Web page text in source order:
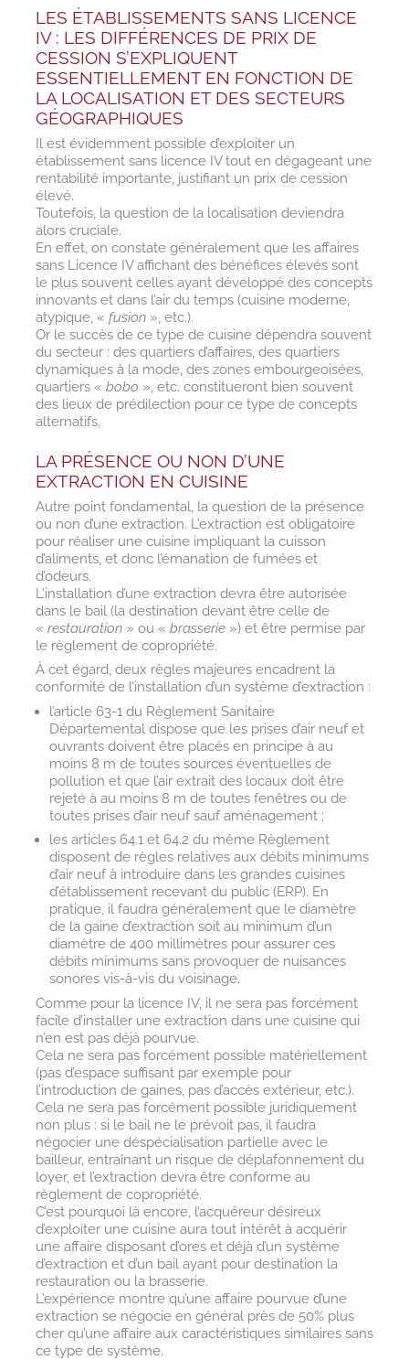
LES ÉTABLISSEMENTS SANS LICENCE
IV : LES DIFFÉRENCES DE PRIX DE
CESSION S’EXPLIQUENT
ESSENTIELLEMENT EN FONCTION DE
LA LOCALISATION ET DES SECTEURS
GÉOGRAPHIQUES
Il est évidemment possible d’exploiter un
établissement sans licence IV tout en dégageant une
rentabilité importante, justifiant un prix de cession
élevé.
Toutefois, la question de la localisation deviendra
alors cruciale.
En effet, on constate généralement que les affaires
sans Licence IV affichant des bénéfices élevés sont
le plus souvent celles ayant développé des concepts
innovants et dans l’air du temps (cuisine moderne,
atypique, « fusion», etc.).
Or le succès de ce type de cuisine dépendra souvent
du secteur : des quartiers d’affaires, des quartiers
dynamiques à la mode, des zones embourgeoisées,
quartiers « bobo », etc. constitueront bien souvent
des lieux de prédilection pour ce type de concepts
alternatifs.
LA PRÉSENCE OU NON D’UNE
EXTRACTION EN CUISINE
Autre point fondamental, la question de la présence
ou non d’une extraction. L’extraction est obligatoire
pour réaliser une cuisine impliquant la cuisson
d’aliments, et donc l’émanation de fumées et
d’odeurs.
L’installation d’une extraction devra être autorisée
dans le bail (la destination devant être celle de
« restauration» ou « brasserie») et être permise par
le règlement de copropriété.
À cet égard, deux règles majeures encadrent la
conformité de l’installation d’un système d’extraction :
l’article 63-1 du Règlement Sanitaire
Départemental dispose que les prises d’air neuf et
ouvrants doivent être placés en principe à au
moins 8 m de toutes sources éventuelles de
pollution et que l’air extrait des locaux doit être
rejeté à au moins 8 m de toutes fenêtres ou de
toutes prises d’air neuf sauf aménagement ;
les articles 64.1 et 64.2 du même Règlement
disposent de règles relatives aux débits minimums
d’air neuf à introduire dans les grandes cuisines
d’établissement recevant du public (ERP). En
pratique, il faudra généralement que le diamètre
de la gaine d’extraction soit au minimum d’un
diamètre de 400 millimètres pour assurer ces
débits minimums sans provoquer de nuisances
sonores vis-à-vis du voisinage.
Comme pour la licence IV, il ne sera pas forcément
facile d’installer une extraction dans une cuisine qui
n’en est pas déjà pourvue.
Cela ne sera pas forcément possible matériellement
(pas d’espace suffisant par exemple pour
l’introduction de gaines, pas d’accès extérieur, etc.).
Cela ne sera pas forcément possible juridiquement
non plus : si le bail ne le prévoit pas, il faudra
négocier une déspécialisation partielle avec le
bailleur, entraînant un risque de déplafonnement du
loyer, et l’extraction devra être conforme au
règlement de copropriété.
C’est pourquoi là encore, l’acquéreur désireux
d’exploiter une cuisine aura tout intérêt à acquérir
une affaire disposant d’ores et déjà d’un système
d’extraction et d’un bail ayant pour destination la
restauration ou la brasserie.
L’expérience montre qu’une affaire pourvue d’une
extraction se négocie en général près de 50% plus
cher qu’une affaire aux caractéristiques similaires sans
ce type de système.